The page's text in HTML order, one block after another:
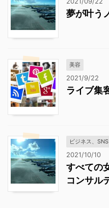
夢が叶う
美容
2021/9/22
ライブ集
ビジネス、
2021/10/10
すべての
コンサル